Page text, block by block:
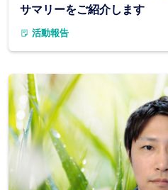
サマリーをご紹介します
活動報告